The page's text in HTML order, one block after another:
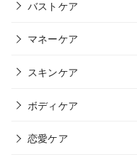
バストケア
マネーケア
スキンケア
ボディケア
恋愛ケア